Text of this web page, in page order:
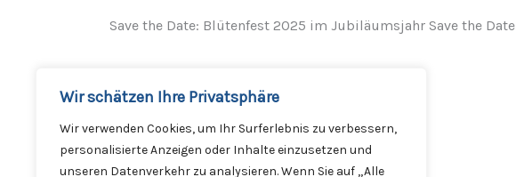
Wir schätzen Ihre Privatsphäre
Wir verwenden Cookies, um Ihr Surferlebnis zu verbessern,
personalisierte Anzeigen oder Inhalte einzusetzen und
unseren Datenverkehr zu analysieren. Wenn Sie auf „Alle
Save the Date: Blütenfest 2025 im Jubiläumsjahr Save the
im